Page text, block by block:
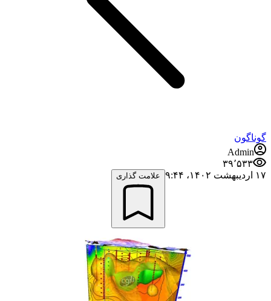
گوناگون
Admin
۳۹٬۵۳۳
۱۷ اردیبهشت ۱۴۰۲،‏ ۹:۴۴
علامت گذاری